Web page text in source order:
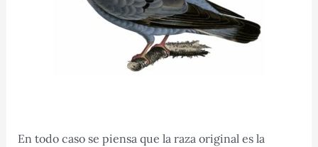
En todo caso se piensa que la raza original es la